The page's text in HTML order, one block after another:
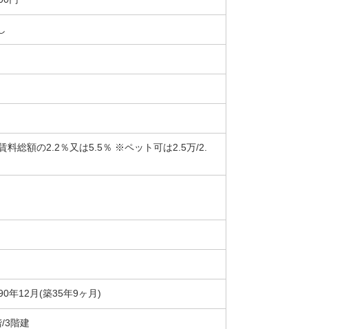
料総額の2.2％又は5.5％ ※ペット可は2.5万/2.
年12月(築35年9ヶ月)
/3階建